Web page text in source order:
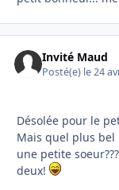
Invité Maud
Posté(e) le 24
Désolée pour le
Mais quel plus bel
une petite
deux!